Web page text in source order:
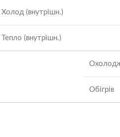
Холод (внутрішн.)
Тепло (внутрішн.)
Обігрів